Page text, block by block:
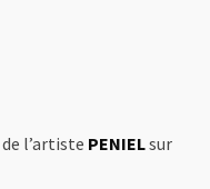
de l’artiste PENIELsur